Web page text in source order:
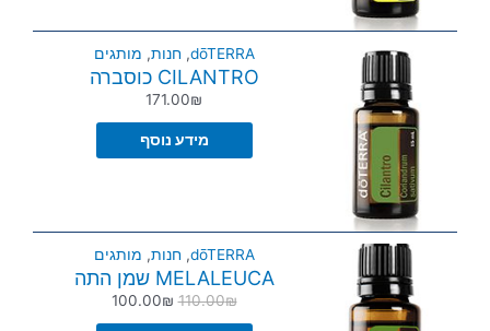
dōTERRA
,חנות, מותגים
CILANTRO כוסברה
171.00₪
מידע נוסף
dōTERRA
,חנות, מותגים
MELALEUCA שמן התה
110.00₪
100.00₪